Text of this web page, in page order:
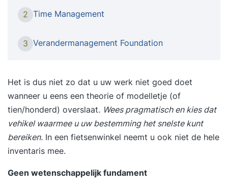
en tools in plaats van op gedrag. In de training
doen, maar ontdek je hoe jíj omgaat met tijd,
gedragspatronen en leert hoe je vanuit
bewustzijn structureel effectiever wordt. Een
praktische training die direct resultaat oplevert in
je werk én in je energie. Iets voor jou De training
‘Timemanagement’ is bedoeld voor professionals
die meer rendement, voldoening en focus uit hun
training uniek maakt In de training
2 Time Management
3 Verandermanagement Foundation
Het is dus niet zo dat u uw werk niet goed doet
wanneer u eens een theorie of modelletje (of
tien/honderd) overslaat. Wees pragmatisch en kies dat
vehikel waarmee u uw bestemming het snelste kunt
bereiken. In een fietsenwinkel neemt u ook niet de hele
inventaris mee.
Geen wetenschappelijk fundament